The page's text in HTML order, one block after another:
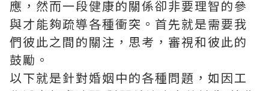
應，然而一段健康的關係卻非要理智的參
與才能夠疏導各種衝突。首先就是需要我
們彼此之間的關注，思考，審視和彼此的
鼓勵。
以下就是針對婚姻中的各種問題，如因工